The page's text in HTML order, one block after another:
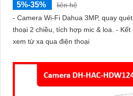
5%-35%
liên hệ
- Camera Wi-Fi Dahua 3MP, quay
thoại 2 chiều, tích hợp mic & loa. - Kết
xem từ xa qua điện thoại